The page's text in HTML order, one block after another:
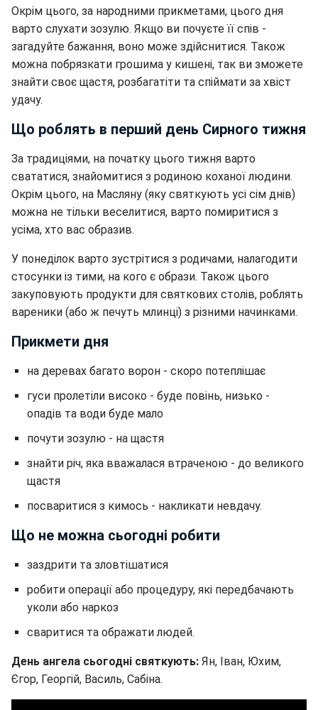
Окрім цього, за народними прикметами, цього дня
варто слухати зозулю. Якщо ви почуєте її спів -
загадуйте бажання, воно може здійснитися. Також
можна побрязкати грошима у кишені, так ви зможете
знайти своє щастя, розбагатіти та спіймати за хвіст
удачу.
Що роблять в перший день Сирного тижня
За традиціями, на початку цього тижня варто
свататися, знайомитися з родиною коханої людини.
Окрім цього, на Масляну (яку святкують усі сім днів)
можна не тільки веселитися, варто помиритися з
усіма, хто вас образив.
У понеділок варто зустрітися з родичами, налагодити
стосунки із тими, на кого є образи. Також цього
закуповують продукти для святкових столів, роблять
вареники (або ж печуть млинці) з різними начинками.
Прикмети дня
на деревах багато ворон - скоро потеплішає
гуси пролетіли високо - буде повінь, низько -
опадів та води буде мало
почути зозулю - на щастя
знайти річ, яка вважалася втраченою - до великого
щастя
посваритися з кимось - накликати невдачу.
Що не можна сьогодні робити
заздрити та зловтішатися
робити операції або процедуру, які передбачають
уколи або наркоз
сваритися та ображати людей.
День ангела сьогодні святкують: Ян, Іван, Юхим,
Єгор, Георгій, Василь, Сабіна.